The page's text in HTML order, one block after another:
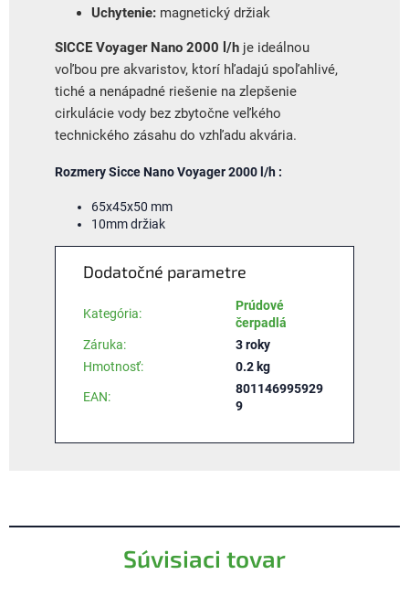
Súvisiaci tovar
Uchytenie: magnetický držiak
SICCE Voyager Nano 2000 l/h je ideálnou
voľbou pre akvaristov, ktorí hľadajú spoľahlivé,
tiché a nenápadné riešenie na zlepšenie
cirkulácie vody bez zbytočne veľkého
technického zásahu do vzhľadu akvária.
Rozmery Sicce Nano Voyager 2000 l/h :
65x45x50 mm
10mm držiak
Dodatočné parametre
Kategória:
Prúdové
čerpadlá
Záruka:
3 roky
Hmotnosť: 0.2 kg
EAN:
801146995929
9